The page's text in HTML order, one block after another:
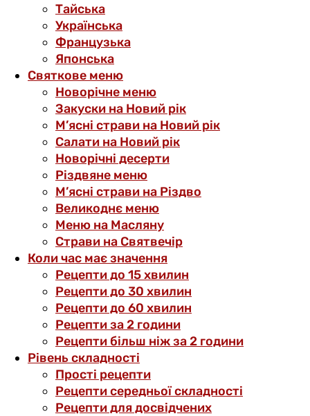
Тайська
Українська
Французька
Японська
Святкове меню
Новорічне меню
Закуски на Новий рік
М’ясні страви на Новий рік
Салати на Новий рік
Новорічні десерти
Різдвяне меню
М’ясні страви на Різдво
Великоднє меню
Меню на Масляну
Страви на Святвечір
Коли час має значення
Рецепти до 15 хвилин
Рецепти до 30 хвилин
Рецепти до 60 хвилин
Рецепти за 2 години
Рецепти більш ніж за 2 години
Рівень складності
Прості рецепти
Рецепти середньої складності
Рецепти для досвідчених